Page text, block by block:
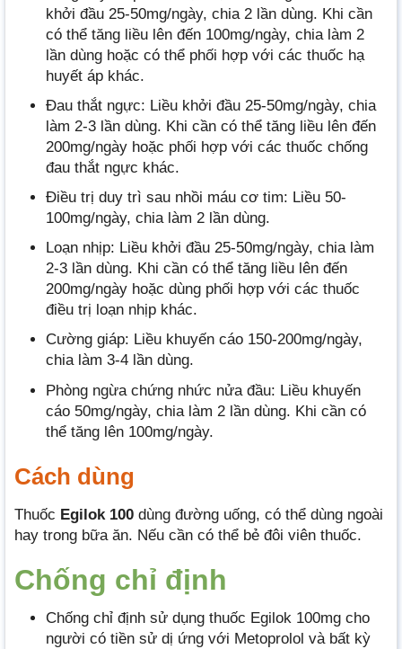
khởi đầu 25-50mg/ngày, chia 2 lần dùng. Khi cần
có thể tăng liều lên đến 100mg/ngày, chia làm 2
lần dùng hoặc có thể phối hợp với các thuốc hạ
huyết áp khác.
Đau thắt ngực: Liều khởi đầu 25-50mg/ngày, chia
làm 2-3 lần dùng. Khi cần có thể tăng liều lên đến
200mg/ngày hoặc phối hợp với các thuốc chống
đau thắt ngực khác.
Điều trị duy trì sau nhồi máu cơ tim: Liều 50-
100mg/ngày, chia làm 2 lần dùng.
Loạn nhịp: Liều khởi đầu 25-50mg/ngày, chia làm
2-3 lần dùng. Khi cần có thể tăng liều lên đến
200mg/ngày hoặc dùng phối hợp với các thuốc
điều trị loạn nhịp khác.
Cường giáp: Liều khuyến cáo 150-200mg/ngày,
chia làm 3-4 lần dùng.
Phòng ngừa chứng nhức nửa đầu: Liều khuyến
cáo 50mg/ngày, chia làm 2 lần dùng. Khi cần có
thể tăng lên 100mg/ngày.
Cách dùng
Thuốc Egilok 100 dùng đường uống, có thể dùng ngoài
hay trong bữa ăn. Nếu cần có thể bẻ đôi viên thuốc.
Chống chỉ định
Chống chỉ định sử dụng thuốc Egilok 100mg cho
người có tiền sử dị ứng với Metoprolol và bất kỳ